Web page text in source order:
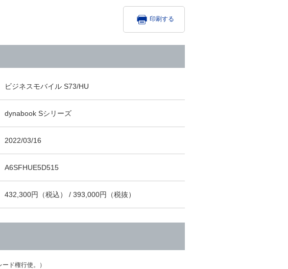
印刷する
ビジネスモバイル S73/HU
dynabook Sシリーズ
2022/03/16
A6SFHUE5D515
432,300円（税込） / 393,000円（税抜）
ド権行使。）